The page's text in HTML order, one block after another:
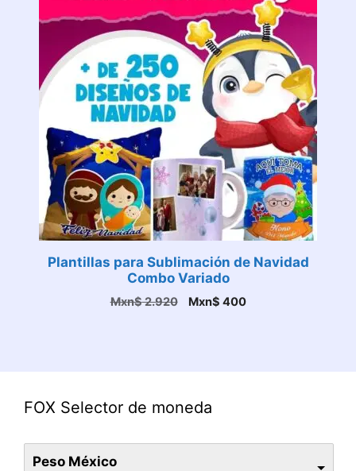
Plantillas para Sublimación de Navidad
Combo Variado
Mxn$2.920
El
Mxn$ 400El
FOX Selector de moneda
Peso México